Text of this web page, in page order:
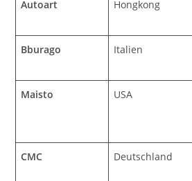
Autoart Hongkong
Bburago Italien
Maisto USA
CMC Deutschland